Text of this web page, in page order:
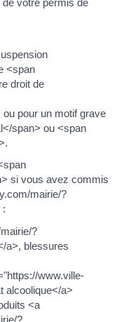
votre permis de
<span
droit de
pour un motif grave
span> ou <span
si vous avez commis
mairie/?
:
?
a>, blessures
www.ville-
alcoolique</a>
<a
?